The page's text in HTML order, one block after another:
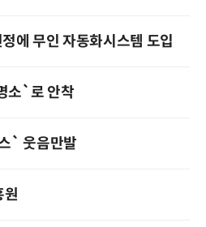
에 무인 자동화시스템 도입
소`로 안착
` 웃음만발
원